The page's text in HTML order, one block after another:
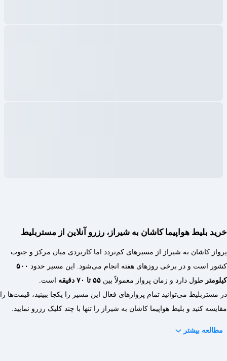
خرید بلیط هواپیما کاشان به شیراز، رزرو آنلاین از مستربلیط
پرواز کاشان به شیراز از مسیرهای کم‌تردد اما کاربردی میان مرکز و جنوب
کشور است و در برخی روزهای هفته انجام می‌شود. این مسیر حدود ۵۰۰
کیلومتر طول دارد و زمان پرواز معمولاً بین ۵۵ تا ۷۰ دقیقه
است.
در مستربلیط می‌توانید تمام پروازهای فعال این مسیر را یکجا ببینید، قیمت‌ها را
مقایسه کنید و بلیط هواپیما کاشان به شیراز را تنها با چند کلیک رزرو نمایید.
مطالعه بیشتر